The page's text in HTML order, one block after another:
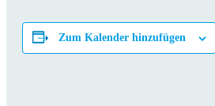
Zum Kalender hinzufügen